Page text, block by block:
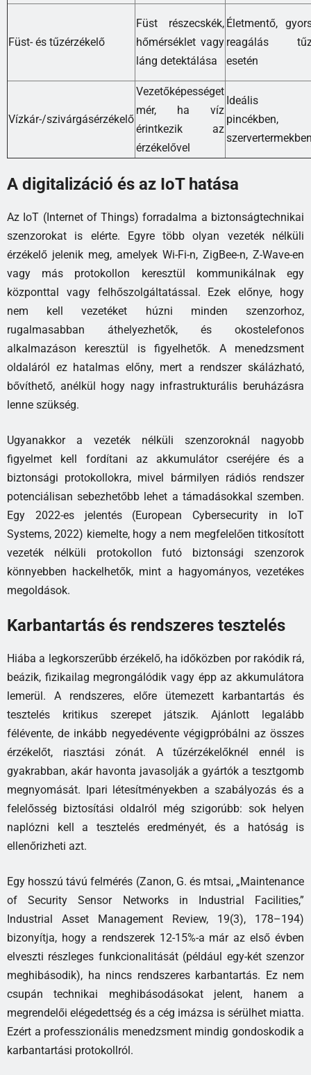
Füst- és tűzérzékelő
Füst részecskék,
hőmérséklet vagy
láng detektálása
Életmentő,
reagálás
esetén
Vízkár-/szivárgásérzékelő
Vezetőképességet
mér, ha víz
érintkezik az
érzékelővel
Ideális
pincékben,
A digitalizáció és az IoT hatása
Az IoT (Internet of Things) forradalma a biztonságtechnikai
szenzorokat is elérte. Egyre több olyan vezeték nélküli
érzékelő jelenik meg, amelyek Wi-Fi-n, ZigBee-n, Z-Wave-en
vagy más protokollon keresztül kommunikálnak egy
központtal vagy felhőszolgáltatással. Ezek előnye, hogy
nem kell vezetéket húzni minden szenzorhoz,
rugalmasabban áthelyezhetők, és okostelefonos
alkalmazáson keresztül is figyelhetők. A menedzsment
oldaláról ez hatalmas előny, mert a rendszer skálázható,
bővíthető, anélkül hogy nagy infrastrukturális beruházásra
lenne szükség.
Ugyanakkor a vezeték nélküli szenzoroknál nagyobb
figyelmet kell fordítani az akkumulátor cseréjére és a
biztonsági protokollokra, mivel bármilyen rádiós rendszer
potenciálisan sebezhetőbb lehet a támadásokkal szemben.
Egy 2022-es jelentés (European Cybersecurity in IoT
Systems, 2022) kiemelte, hogy a nem megfelelően titkosított
vezeték nélküli protokollon futó biztonsági szenzorok
könnyebben hackelhetők, mint a hagyományos, vezetékes
megoldások.
Karbantartás és rendszeres tesztelés
Hiába a legkorszerűbb érzékelő, ha időközben por rakódik rá,
beázik, fizikailag megrongálódik vagy épp az akkumulátora
lemerül. A rendszeres, előre ütemezett karbantartás és
tesztelés kritikus szerepet játszik. Ajánlott legalább
félévente, de inkább negyedévente végigpróbálni az összes
érzékelőt, riasztási zónát. A tűzérzékelőknél ennél is
gyakrabban, akár havonta javasolják a gyártók a tesztgomb
megnyomását. Ipari létesítményekben a szabályozás és a
felelősség biztosítási oldalról még szigorúbb: sok helyen
naplózni kell a tesztelés eredményét, és a hatóság is
ellenőrizheti azt.
Egy hosszú távú felmérés (Zanon, G. és mtsai, „Maintenance
of Security Sensor Networks in Industrial Facilities,”
Industrial Asset Management Review, 19(3), 178–194)
bizonyítja, hogy a rendszerek 12-15%-a már az első évben
elveszti részleges funkcionalitását (például egy-két szenzor
meghibásodik), ha nincs rendszeres karbantartás. Ez nem
csupán technikai meghibásodásokat jelent, hanem a
megrendelői elégedettség és a cég imázsa is sérülhet miatta.
Ezért a professzionális menedzsment mindig gondoskodik a
karbantartási protokollról.